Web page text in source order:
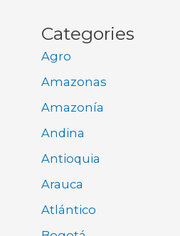
Categories
Agro
Amazonas
Amazonía
Andina
Antioquia
Arauca
Atlántico